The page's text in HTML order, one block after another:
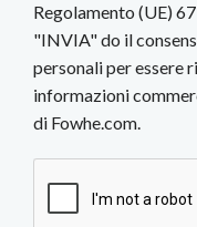
Regolamento (UE)
"INVIA" do il
personali per essere
informazioni
di Fowhe.com.